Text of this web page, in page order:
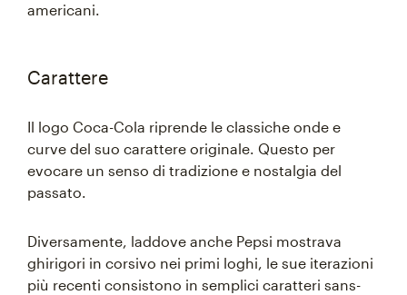
americani.
Carattere
Il logo Coca-Cola riprende le classiche onde e
curve del suo carattere originale. Questo per
evocare un senso di tradizione e nostalgia del
passato.
Diversamente, laddove anche Pepsi mostrava
ghirigori in corsivo nei primi loghi, le sue iterazioni
più recenti consistono in semplici caratteri sans-